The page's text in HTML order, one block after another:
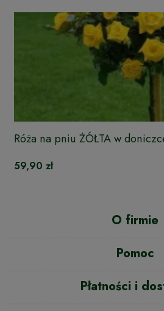
Róża na pniu ŻÓŁTA w
59,90 zł
O firmie
Pomoc
Płatności i